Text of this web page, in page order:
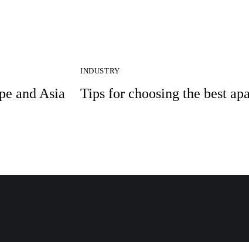
and Asia
INDUSTRY
Tips for choosing the best